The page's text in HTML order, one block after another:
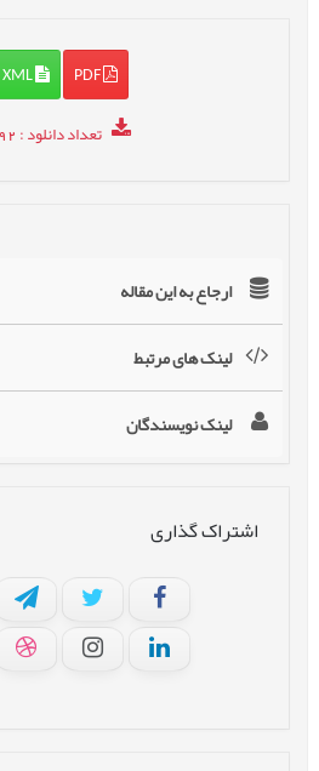
PDF
XML
تعداد دانلود: 2492
ارجاع به این مقاله
لینک های مرتبط
لینک نویسندگان
اشتراک گذاری